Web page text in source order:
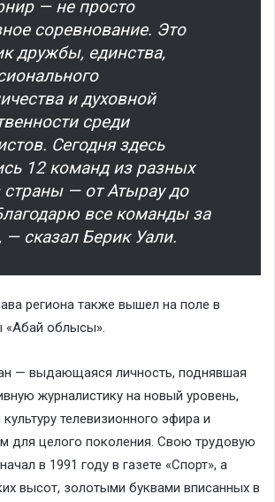
— не просто
соревнование. Это
дружбы, единства,
и духовной
среди
Сегодня здесь
12 команд из разных
страны — от Атырау до
все команды за
— сказал Берик Уали.
региона также вышел на поле в
«Абай облысы».
— выдающаяся личность, поднявшая
журналистику на новый уровень,
телевизионного эфира и
для целого поколения. Свою трудовую
в 1991 году в газете «Спорт», а
высот, золотыми буквами вписанных в